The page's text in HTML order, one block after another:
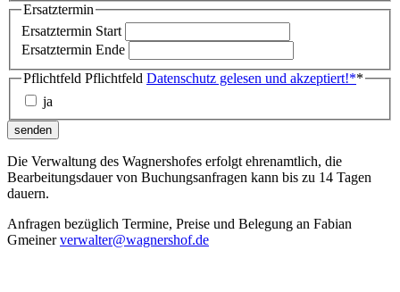
Ersatztermin
Ersatztermin Start
Ersatztermin Ende
Pflichtfeld Pflichtfeld Datenschutz gelesen und akzeptiert!**
ja
senden
Die Verwaltung des Wagnershofes erfolgt ehrenamtlich, die
Bearbeitungsdauer von Buchungsanfragen kann bis zu 14 Tagen
dauern.
Anfragen bezüglich Termine, Preise und Belegung an Fabian
Gmeinerverwalter@wagnershof.de